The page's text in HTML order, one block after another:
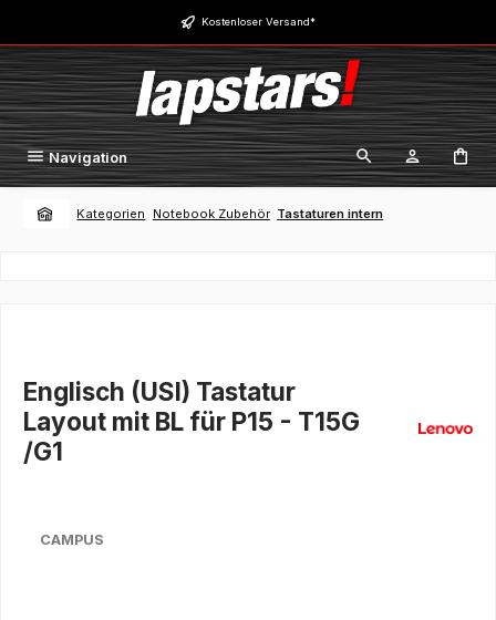
Zum Hauptinhalt springen Kostenloser Versand*
Navigation
Kategorien Notebook Zubehör Tastaturen intern
Englisch (USI) Tastatur
Layout mit BL für P15 - T15G
/G1
CAMPUS